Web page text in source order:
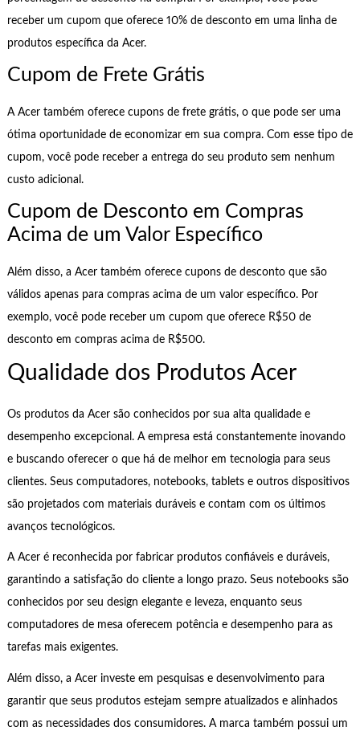
receber um cupom que oferece 10% de desconto em uma linha de
produtos específica da Acer.
Cupom de Frete Grátis
A Acer também oferece cupons de frete grátis, o que pode ser uma
ótima oportunidade de economizar em sua compra. Com esse tipo de
cupom, você pode receber a entrega do seu produto sem nenhum
custo adicional.
Cupom de Desconto em Compras
Acima de um Valor Específico
Além disso, a Acer também oferece cupons de desconto que são
válidos apenas para compras acima de um valor específico. Por
exemplo, você pode receber um cupom que oferece R$50 de
desconto em compras acima de R$500.
Qualidade dos Produtos Acer
Os produtos da Acer são conhecidos por sua alta qualidade e
desempenho excepcional. A empresa está constantemente inovando
e buscando oferecer o que há de melhor em tecnologia para seus
clientes. Seus computadores, notebooks, tablets e outros dispositivos
são projetados com materiais duráveis e contam com os últimos
avanços tecnológicos.
A Acer é reconhecida por fabricar produtos confiáveis e duráveis,
garantindo a satisfação do cliente a longo prazo. Seus notebooks são
conhecidos por seu design elegante e leveza, enquanto seus
computadores de mesa oferecem potência e desempenho para as
tarefas mais exigentes.
Além disso, a Acer investe em pesquisas e desenvolvimento para
garantir que seus produtos estejam sempre atualizados e alinhados
com as necessidades dos consumidores. A marca também possui um